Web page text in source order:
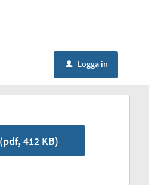
u Logga in
(pdf, 412 KB)